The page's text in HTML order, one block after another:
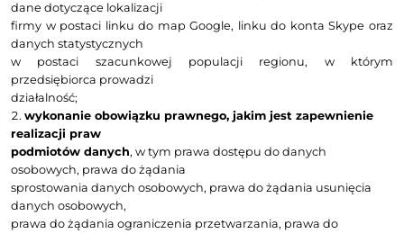
Podstawą prawną przetwarzania danych
uzasadniony interes
Administratora (art. 6 ust. 1 lit. f RODO). Interes
opracowywaniu
pakietów informacji gospodarczych oraz
usług związanych z tymi
pakietami, zgodnie z przedmiotem działalności
VG.
W ramach prawnie uzasadnionego interesu
przetwarza następujące